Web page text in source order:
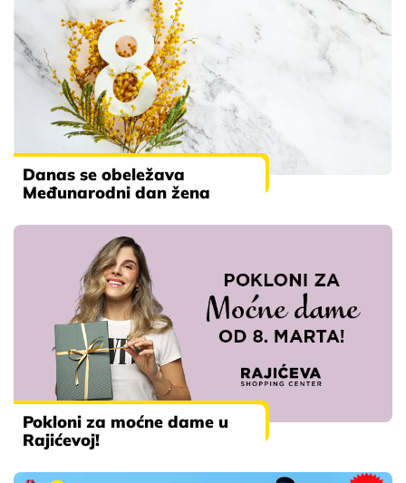
Danas se obeležava
Međunarodni dan žena
Pokloni za moćne dame u
Rajićevoj!